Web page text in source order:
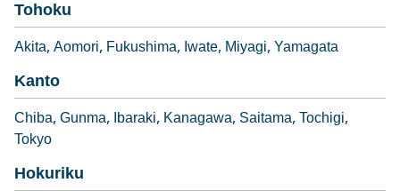
Tohoku
Akita Aomori Fukushima Iwate Miyagi Yamagata
Kanto
Chiba Gunma Ibaraki Kanagawa Saitama Tochigi
Tokyo
Hokuriku